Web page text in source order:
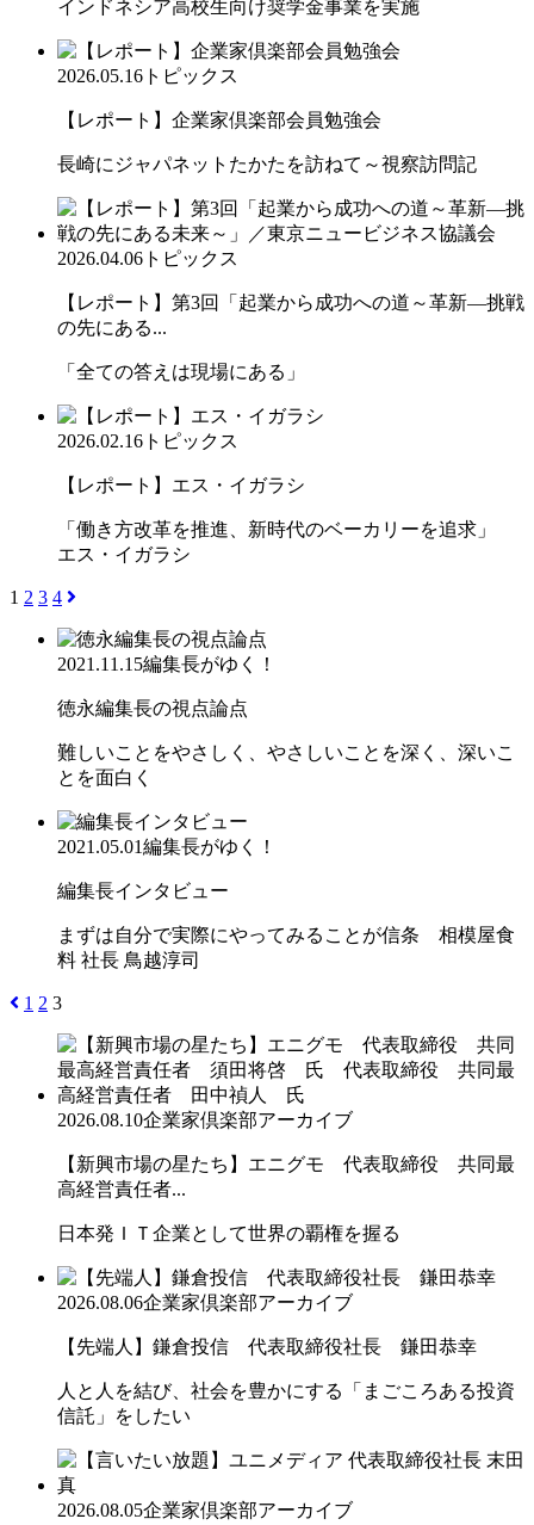
インドネシア高校生向け奨学金事業を実施
2026.05.16 トピックス
【レポート】企業家倶楽部会員勉強会
長崎にジャパネットたかたを訪ねて～視察訪問記
2026.04.06 トピックス
【レポート】第3回「起業から成功への道～革新―挑戦
の先にある...
「全ての答えは現場にある」
2026.02.16 トピックス
【レポート】エス・イガラシ
「働き方改革を推進、新時代のベーカリーを追求」
エス・イガラシ
1 2 3 4
2021.11.15編集長がゆく！
徳永編集長の視点論点
難しいことをやさしく、やさしいことを深く、深いこ
とを面白く
2021.05.01編集長がゆく！
編集長インタビュー
まずは自分で実際にやってみることが信条 相模屋食
料 社長 鳥越淳司
1 2 3
2026.08.10企業家倶楽部アーカイブ
【新興市場の星たち】エニグモ 代表取締役 共同最
高経営責任者...
日本発ＩＴ企業として世界の覇権を握る
2026.08.06企業家倶楽部アーカイブ
【先端人】鎌倉投信 代表取締役社長 鎌田恭幸
人と人を結び、社会を豊かにする「まごころある投資
信託」をしたい
2026.08.05企業家倶楽部アーカイブ